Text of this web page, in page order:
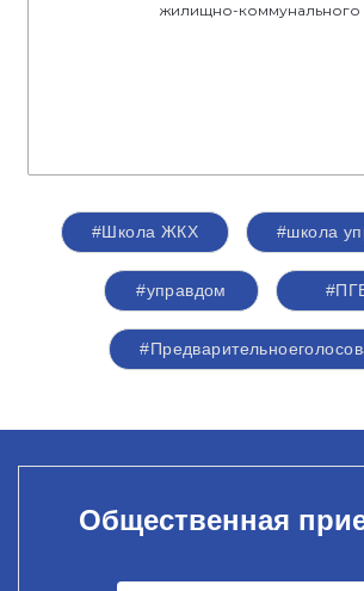
жилищно-коммунального
#Школа ЖКХ #школа
#управдом
Общественная